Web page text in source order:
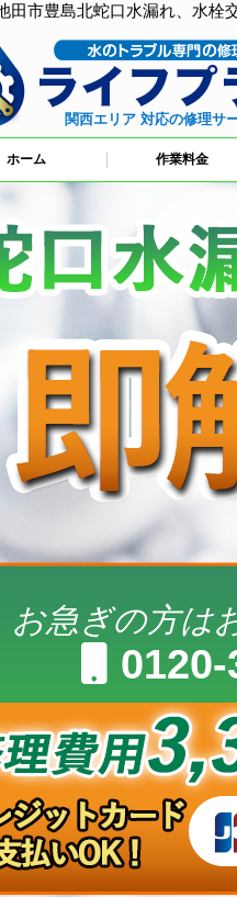
田市豊島北蛇口水漏れ、水栓
関西エリア 対応の修理サ
ホーム 作業料金
お急ぎの方は